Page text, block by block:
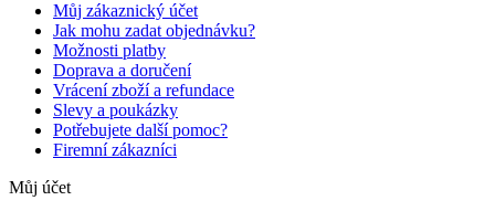
Můj zákaznický účet
Jak mohu zadat objednávku?
Možnosti platby
Doprava a doručení
Vrácení zboží a refundace
Slevy a poukázky
Potřebujete další pomoc?
Firemní zákazníci
Můj účet